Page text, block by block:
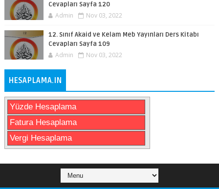
Cevapları Sayfa 120
Admin Nov 03, 2022
12. Sınıf Akaid ve Kelam Meb Yayınları Ders Kitabı
Cevapları Sayfa 109
Admin Nov 03, 2022
HESAPLAMA.IN
Yüzde Hesaplama
Fatura Hesaplama
Vergi Hesaplama